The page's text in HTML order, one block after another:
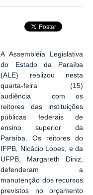
Exibir carrossel de imagens
A Assembléia Legislativa
do Estado da Paraíba
(ALE) realizou nesta
quarta-feira (15)
audiência com os
reitores das instituições
públicas federais de
ensino superior da
Paraíba. Os reitores do
IFPB, Nicácio Lopes, e da
UFPB, Margareth Diniz,
defenderam a
manutenção dos recursos
previstos no orçamento